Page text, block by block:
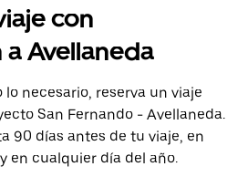
con
Avellaneda
necesario, reserva un viaje
San Fernando - Avellaneda.
90 días antes de tu viaje, en
en cualquier día del año.